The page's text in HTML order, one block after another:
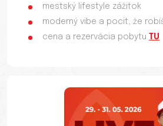
mestský lifestyle zážitok
moderný vibe a pocit, že
cena a rezervácia pobytu
TU